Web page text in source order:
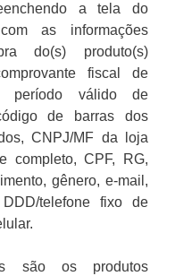
a tela do
as informações
do(s) produto(s)
fiscal de
período válido de
de barras dos
CNPJ/MF da loja
completo, CPF, RG,
gênero, e-mail,
telefone fixo de
são os produtos